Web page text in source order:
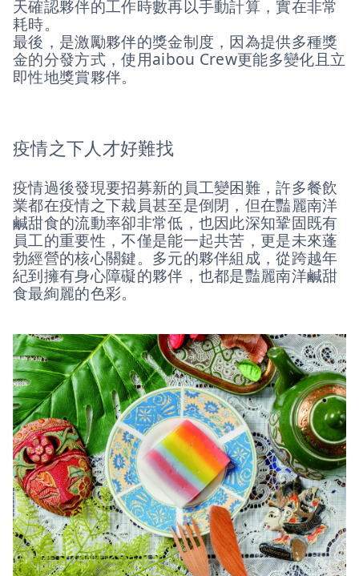
天確認夥伴的工作時數再以手動計算，實在非常
耗時。
最後，是激勵夥伴的獎金制度，因為提供多種獎
金的分發方式，使用aibou Crew更能多變化且立
即性地獎賞夥伴。
疫情之下人才好難找
疫情過後發現要招募新的員工變困難，許多餐飲
業都在疫情之下裁員甚至是倒閉，但在豔麗南洋
鹹甜食的流動率卻非常低，也因此深知鞏固既有
員工的重要性，不僅是能一起共苦，更是未來蓬
勃經營的核心關鍵。多元的夥伴組成，從跨越年
紀到擁有身心障礙的夥伴，也都是豔麗南洋鹹甜
食最絢麗的色彩。